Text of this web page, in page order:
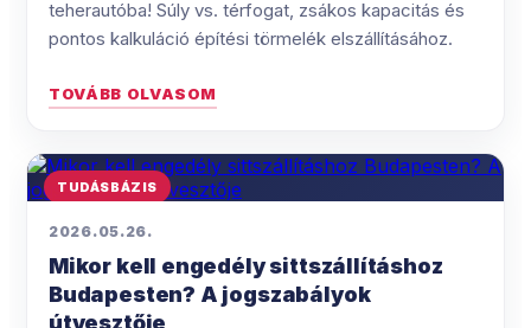
teherautóba! Súly vs. térfogat, zsákos kapacitás és
pontos kalkuláció építési törmelék elszállításához.
TOVÁBB OLVASOM
TUDÁSBÁZIS
2026.05.26.
Mikor kell engedély sittszállításhoz
Budapesten? A jogszabályok
útvesztője